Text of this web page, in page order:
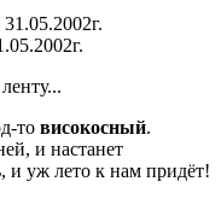
то високосный.
и настанет
и уж лето к нам придёт!